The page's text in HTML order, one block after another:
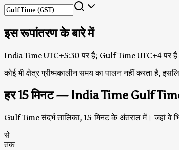
इस रूपांतरण के बारे में
India Time UTC+5:30 पर है; Gulf Time UTC+4 पर
कोई भी क्षेत्र ग्रीष्मकालीन समय का पालन नहीं करता है,
हर 15 मिनट — India Time Gulf
Gulf Time संदर्भ तालिका, 15-मिनट के अंतराल में। जहां वे
से
तक